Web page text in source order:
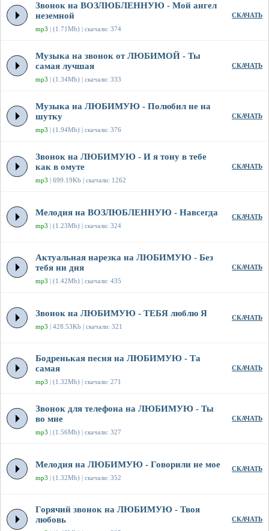
Звонок на ВОЗЛЮБЛЕННУЮ - Мой ангел
неземной
mp3 | (1.71Mb) | скачали: 374
СКАЧАТЬ
Музыка на звонок от ЛЮБИМОЙ - Ты
самая лучшая
mp3 | (1.34Mb) | скачали: 333
СКАЧАТЬ
Музыка на ЛЮБИМУЮ - Полюбил не на
шутку
mp3 | (1.94Mb) | скачали: 376
СКАЧАТЬ
Звонок на ЛЮБИМУЮ - И я тону в тебе
как в омуте
mp3 | 699.19Kb | скачали: 1262
СКАЧАТЬ
Мелодия на ВОЗЛЮБЛЕННУЮ - Навсегда
mp3 | (1.23Mb) | скачали: 324
СКАЧАТЬ
Актуальная нарезка на ЛЮБИМУЮ - Без
тебя ни дня
mp3 | (1.42Mb) | скачали: 435
СКАЧАТЬ
Звонок на ЛЮБИМУЮ - ТЕБЯ люблю Я
mp3 | 428.53Kb | скачали: 321
СКАЧАТЬ
Бодренькая песня на ЛЮБИМУЮ - Та
самая
mp3 | (1.32Mb) | скачали: 271
СКАЧАТЬ
Звонок для телефона на ЛЮБИМУЮ - Ты
во мне
mp3 | (1.56Mb) | скачали: 327
СКАЧАТЬ
Мелодия на ЛЮБИМУЮ - Говорили не мое
mp3 | (1.32Mb) | скачали: 352
СКАЧАТЬ
Горячий звонок на ЛЮБИМУЮ - Твоя
любовь
СКАЧАТЬ